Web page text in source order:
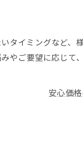
タイミングなど、
やご要望に応じて
安心価格